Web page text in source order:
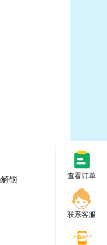
锁
查看订单
联系客服